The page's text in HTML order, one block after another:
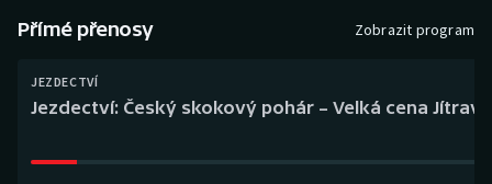
Curling
Dostihy
Přímé přenosy Zobrazit program
JEZDECTVÍ
Jezdectví: Český skokový pohár – Velká cena Jítravy